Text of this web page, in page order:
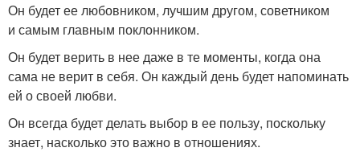
Он будет ее любовником, лучшим другом, советником
и самым главным поклонником.
Он будет верить в нее даже в те моменты, когда она
сама не верит в себя. Он каждый день будет напоминать
ей о своей любви.
Он всегда будет делать выбор в ее пользу, поскольку
знает, насколько это важно в отношениях.